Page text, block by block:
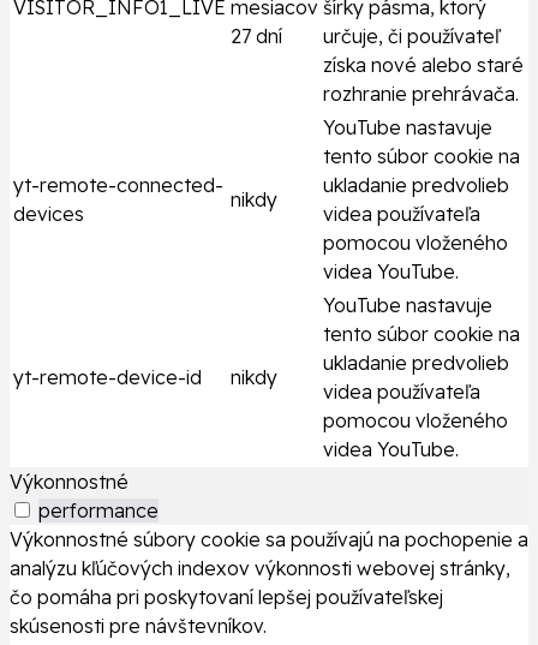
VISITOR_INFO1_LIVE mesiacov
27 dní
šírky pásma, ktorý
určuje, či používateľ
získa nové alebo staré
rozhranie prehrávača.
yt-remote-connected-
devices
nikdy
YouTube nastavuje
tento súbor cookie na
ukladanie predvolieb
videa používateľa
pomocou vloženého
videa YouTube.
yt-remote-device-id nikdy
YouTube nastavuje
tento súbor cookie na
ukladanie predvolieb
videa používateľa
pomocou vloženého
videa YouTube.
Výkonnostné
performance
Výkonnostné súbory cookie sa používajú na pochopenie a
analýzu kľúčových indexov výkonnosti webovej stránky,
čo pomáha pri poskytovaní lepšej používateľskej
skúsenosti pre návštevníkov.